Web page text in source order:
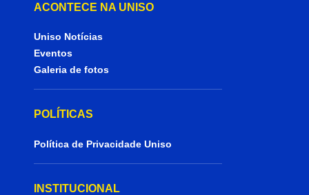
ACONTECE NA UNISO
Uniso Notícias
Eventos
Galeria de fotos
POLÍTICAS
Política de Privacidade Uniso
INSTITUCIONAL